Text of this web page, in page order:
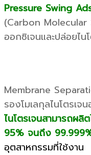
Pressure Swing
(Carbon Molecular
ออกซิเจนและปล่อยไ
Membrane
รองโมเลกุลไนโตรเจ
ไนโตรเจนสามารถผ
95% จนถึง
อุตสาหกรรมที่ใช้งาน